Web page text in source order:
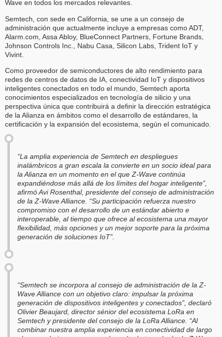
Wave en todos los mercados relevantes.
Semtech, con sede en California, se une a un consejo de
administración que actualmente incluye a empresas como ADT,
Alarm.com, Assa Abloy, BlueConnect Partners, Fortune Brands,
Johnson Controls Inc., Nabu Casa, Silicon Labs, Trident IoT y
Vivint.
Como proveedor de semiconductores de alto rendimiento para
redes de centros de datos de IA, conectividad IoT y dispositivos
inteligentes conectados en todo el mundo, Semtech aporta
conocimientos especializados en tecnología de silicio y una
perspectiva única que contribuirá a definir la dirección estratégica
de la Alianza en ámbitos como el desarrollo de estándares, la
certificación y la expansión del ecosistema, según el comunicado.
“La amplia experiencia de Semtech en despliegues
inalámbricos a gran escala la convierte en un socio ideal para
la Alianza en un momento en el que Z-Wave continúa
expandiéndose más allá de los límites del hogar inteligente”,
afirmó Avi Rosenthal, presidente del consejo de administración
de la Z-Wave Alliance. “Su participación refuerza nuestro
compromiso con el desarrollo de un estándar abierto e
interoperable, al tiempo que ofrece al ecosistema una mayor
flexibilidad, más opciones y un mejor soporte para la próxima
generación de soluciones IoT”.
“Semtech se incorpora al consejo de administración de la Z-
Wave Alliance con un objetivo claro: impulsar la próxima
generación de dispositivos inteligentes y conectados”, declaró
Olivier Beaujard, director sénior del ecosistema LoRa en
Semtech y presidente del consejo de la LoRa Alliance. “Al
combinar nuestra amplia experiencia en conectividad de largo